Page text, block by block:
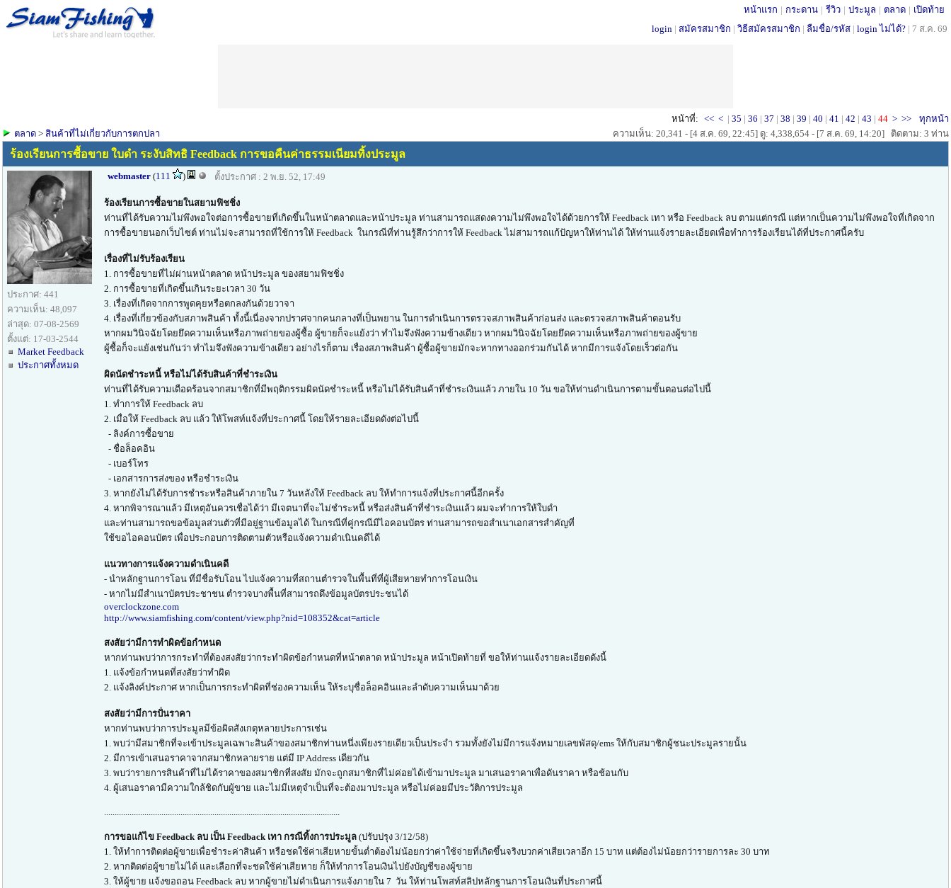
หน้าแรก | กระดาน | รีวิว | ประมูล | ตลาด | เปิดท้าย
login | สมัครสมาชิก | วิธีสมัครสมาชิก | ลืมชื่อ/รหัส | login ไม่ได้? | 7 ส.ค. 69
หน้าที่: << < | 35 | 36 | 37 | 38 | 39 | 40 | 41 | 42 | 43 | 44 > >>
ทุกหน้า
ตลาด > สินค้าที่ไม่เกี่ยวกับการตกปลา ความเห็น: 20,341 - [4 ส.ค. 69, 22:45] ดู: 4,338,654 - [7 ส.ค. 69, 14:20] ติดตาม: 3 ท่าน
ร้องเรียนการซื้อขาย ใบดำ ระงับสิทธิ Feedback การขอคืนค่าธรรมเนียมทิ้งประมูล
ประกาศ: 441
ความเห็น: 48,097
ล่าสุด: 07-08-2569
ตั้งแต่: 17-03-2544
Market Feedback
ประกาศทั้งหมด
webmaster (111 ) ตั้งประกาศ : 2 พ.ย. 52, 17:49
ร้องเรียนการซื้อขายในสยามฟิชชิ่ง
ท่านที่ได้รับความไม่พึงพอใจต่อการซื้อขายที่เกิดขึ้นในหน้าตลาดและหน้าประมูล ท่านสามารถแสดงความไม่พึงพอใจได้ด้วยการให้ Feedback เทา หรือ Feedback ลบ ตามแต่กรณี แต่หากเป็นความไม่พึงพอใจที่เกิดจาก
การซื้อขายนอกเว็บไซต์ ท่านไม่จะสามารถที่ใช้การให้ Feedback ในกรณีที่ท่านรู้สึกว่าการให้ Feedback ไม่สามารถแก้ปัญหาให้ท่านได้ ให้ท่านแจ้งรายละเอียดเพื่อทำการร้องเรียนได้ที่ประกาศนี้ครับ
เรื่องที่ไม่รับร้องเรียน
1. การซื้อขายที่ไม่ผ่านหน้าตลาด หน้าประมูล ของสยามฟิชชิ่ง
2. การซื้อขายที่เกิดขึ้นเกินระยะเวลา 30 วัน
3. เรื่องที่เกิดจากการพูดคุยหรือตกลงกันด้วยวาจา
4. เรื่องที่เกี่ยวข้องกับสภาพสินค้า ทั้งนี้เนื่องจากปราศจากคนกลางที่เป็นพยาน ในการดำเนินการตรวจสภาพสินค้าก่อนส่ง และตรวจสภาพสินค้าตอนรับ
หากผมวินิจฉัยโดยยึดความเห็นหรือภาพถ่ายของผู้ซื้อ ผู้ขายก็จะแย้งว่า ทำไมจึงฟังความข้างเดียว หากผมวินิจฉัยโดยยึดความเห็นหรือภาพถ่ายของผู้ขาย
ผู้ซื้อก็จะแย้งเช่นกันว่า ทำไมจึงฟังความข้างเดียว อย่างไรก็ตาม เรื่องสภาพสินค้า ผู้ซื้อผู้ขายมักจะหากทางออกร่วมกันได้ หากมีการแจ้งโดยเร็วต่อกัน
ผิดนัดชำระหนี้ หรือไม่ได้รับสินค้าที่ชำระเงิน
ท่านที่ได้รับความเดือดร้อนจากสมาชิกที่มีพฤติกรรมผิดนัดชำระหนี้ หรือไม่ได้รับสินค้าที่ชำระเงินแล้ว ภายใน 10 วัน ขอให้ท่านดำเนินการตามขั้นตอนต่อไปนี้
1. ทำการให้ Feedback ลบ
2. เมื่อให้ Feedback ลบ แล้ว ให้โพสท์แจ้งที่ประกาศนี้ โดยให้รายละเอียดดังต่อไปนี้
- ลิงค์การซื้อขาย
- ชื่อล็อคอิน
- เบอร์โทร
- เอกสารการส่งของ หรือชำระเงิน
3. หากยังไม่ได้รับการชำระหรือสินค้าภายใน 7 วันหลังให้ Feedback ลบ ให้ทำการแจ้งที่ประกาศนี้อีกครั้ง
4. หากพิจารณาแล้ว มีเหตุอันควรเชื่อได้ว่า มีเจตนาที่จะไม่ชำระหนี้ หรือส่งสินค้าที่ชำระเงินแล้ว ผมจะทำการให้ใบดำ
และท่านสามารถขอข้อมูลส่วนตัวที่มีอยู่ฐานข้อมูลได้ ในกรณีที่คู่กรณีมีไอคอนบัตร ท่านสามารถขอสำเนาเอกสารสำคัญที่
ใช้ขอไอคอนบัตร เพื่อประกอบการติดตามตัวหรือแจ้งความดำเนินคดีได้
แนวทางการแจ้งความดำเนินคดี
- นำหลักฐานการโอน ที่มีชื่อรับโอน ไปแจ้งความที่สถานตำรวจในพื้นที่ที่ผู้เสียหายทำการโอนเงิน
- หากไม่มีสำเนาบัตรประชาชน ตำรวจบางพื้นที่สามารถดึงข้อมูลบัตรประชนได้
overclockzone.com
http://www.siamfishing.com/content/view.php?nid=108352&cat=article
สงสัยว่ามีการทำผิดข้อกำหนด
หากท่านพบว่าการกระทำที่ต้องสงสัยว่ากระทำผิดข้อกำหนดที่หน้าตลาด หน้าประมูล หน้าเปิดท้ายที่ ขอให้ท่านแจ้งรายละเอียดดังนี้
1. แจ้งข้อกำหนดที่สงสัยว่าทำผิด
2. แจ้งลิงค์ประกาศ หากเป็นการกระทำผิดที่ช่องความเห็น ให้ระบุชื่อล็อคอินและลำดับความเห็นมาด้วย
สงสัยว่ามีการปั่นราคา
หากท่านพบว่าการประมูลมีข้อผิดสังเกตุหลายประการเช่น
1. พบว่ามีสมาชิกที่จะเข้าประมูลเฉพาะสินค้าของสมาชิกท่านหนึ่งเพียงรายเดียวเป็นประจำ รวมทั้งยังไม่มีการแจ้งหมายเลขพัสดุ/ems ให้กับสมาชิกผู้ชนะประมูลรายนั้น
2. มีการเข้าเสนอราคาจากสมาชิกหลายราย แต่มี IP Address เดียวกัน
3. พบว่ารายการสินค้าที่ไม่ได้ราคาของสมาชิกที่สงสัย มักจะถูกสมาชิกที่ไม่ค่อยได้เข้ามาประมูล มาเสนอราคาเพื่อดันราคา หรือช้อนกับ
4. ผู้เสนอราคามีความใกล้ชิดกับผู้ขาย และไม่มีเหตุจำเป็นที่จะต้องมาประมูล หรือไม่ค่อยมีประวัติการประมูล
...............................................................................................................
การขอแก้ไข Feedback ลบ เป็น Feedback เทา กรณีทิ้งการประมูล (ปรับปรุง 3/12/58)
1. ให้ทำการติดต่อผู้ขายเพื่อชำระค่าสินค้า หรือชดใช้ค่าเสียหายขั้นต่ำต้องไม่น้อยกว่าค่าใช้จ่ายที่เกิดขึ้นจริงบวกค่าเสียเวลาอีก 15 บาท แต่ต้องไม่น้อยกว่ารายการละ 30 บาท
2. หากติดต่อผู้ขายไม่ได้ และเลือกที่จะชดใช้ค่าเสียหาย ก็ให้ทำการโอนเงินไปยังบัญชีของผู้ขาย
3. ให้ผู้ขาย แจ้งขอถอน Feedback ลบ หากผู้ขายไม่ดำเนินการแจ้งภายใน 7 วัน ให้ท่านโพสท์สลิปหลักฐานการโอนเงินที่ประกาศนี้